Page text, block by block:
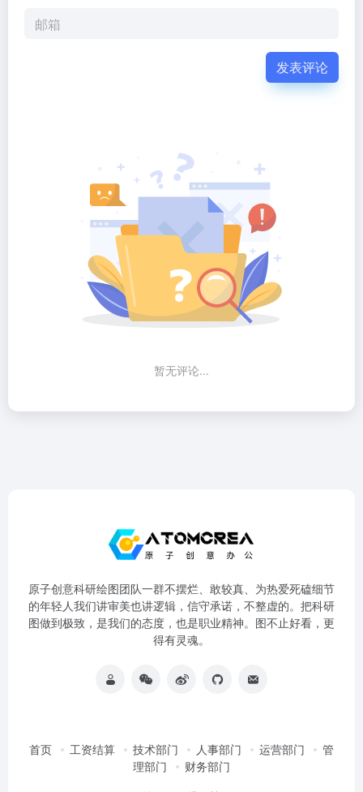
发表评论
暂无评论...
原子创意科研绘图团队一群不摆烂、敢较真、为热爱死磕细节
的年轻人我们讲审美也讲逻辑，信守承诺，不整虚的。把科研
图做到极致，是我们的态度，也是职业精神。图不止好看，更
得有灵魂。
首页 工资结算 技术部门 人事部门 运营部门
管
理部门
财务部门